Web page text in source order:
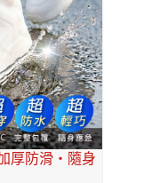
厚防滑・隨身